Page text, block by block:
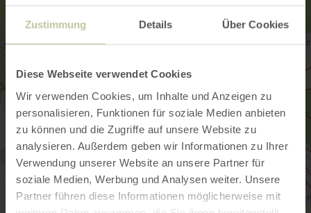
Zustimmung Details Über Cookies
Diese Webseite verwendet Cookies
Wir verwenden Cookies, um Inhalte und Anzeigen zu
personalisieren, Funktionen für soziale Medien anbieten
zu können und die Zugriffe auf unsere Website zu
analysieren. Außerdem geben wir Informationen zu Ihrer
Verwendung unserer Website an unsere Partner für
soziale Medien, Werbung und Analysen weiter. Unsere
Partner führen diese Informationen möglicherweise mit